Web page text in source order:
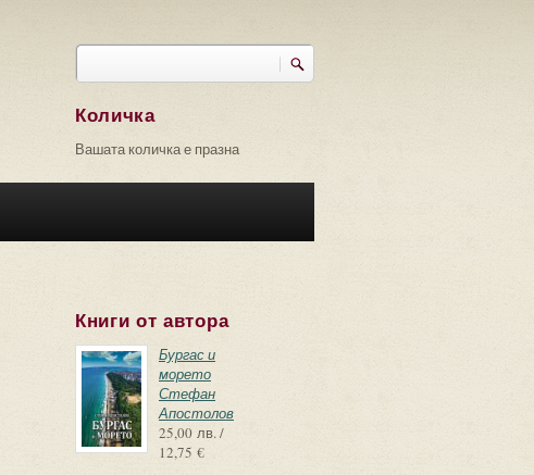
Търси
Количка
Вашата количка е празна
Книги от автора
Бургас и
морето
Стефан
Апостолов
25,00 лв. /
12,75 €